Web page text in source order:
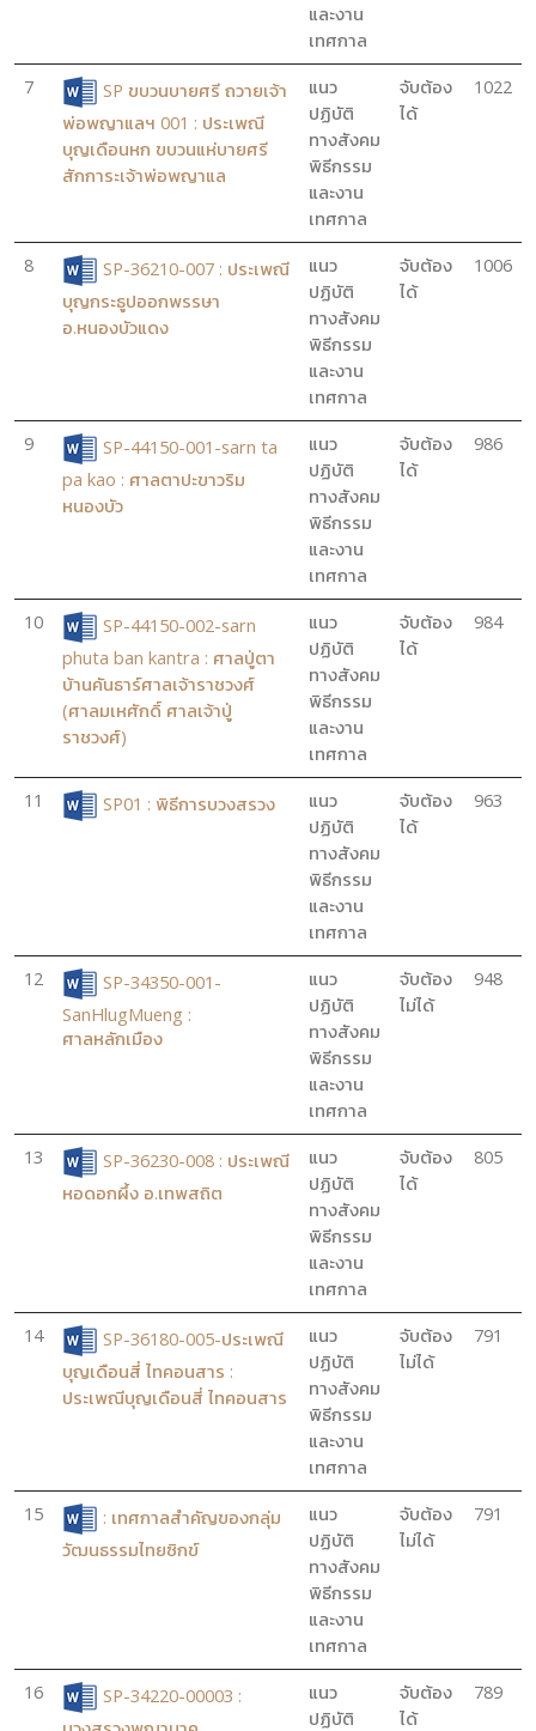
และงาน
เทศกาล
7
SP ขบวนบายศรี ถวายเจ้า
พ่อพญาแลฯ 001 : ประเพณี
บุญเดือนหก ขบวนแห่บายศรี
สักการะเจ้าพ่อพญาแล
แนว
ปฏิบัติ
ทางสังคม
พิธีกรรม
และงาน
เทศกาล
จับต้อง
ได้
1022
8
SP-36210-007 : ประเพณี
บุญกระธูปออกพรรษา
อ.หนองบัวแดง
แนว
ปฏิบัติ
ทางสังคม
พิธีกรรม
และงาน
เทศกาล
จับต้อง
ได้
1006
9
SP-44150-001-sarn ta
pa kao : ศาลตาปะขาวริม
หนองบัว
แนว
ปฏิบัติ
ทางสังคม
พิธีกรรม
และงาน
เทศกาล
จับต้อง
ได้
986
10
SP-44150-002-sarn
phuta ban kantra : ศาลปู่ตา
บ้านคันธาร์ศาลเจ้าราชวงศ์
(ศาลมเหศักดิ์ ศาลเจ้าปู่
ราชวงศ์)
แนว
ปฏิบัติ
ทางสังคม
พิธีกรรม
และงาน
เทศกาล
จับต้อง
ได้
984
11 SP01 : พิธีการบวงสรวง
แนว
ปฏิบัติ
ทางสังคม
พิธีกรรม
และงาน
เทศกาล
จับต้อง
ได้
963
12
SP-34350-001-
SanHlugMueng :
ศาลหลักเมือง
แนว
ปฏิบัติ
ทางสังคม
พิธีกรรม
และงาน
เทศกาล
จับต้อง
ไม่ได้
948
13
SP-36230-008 : ประเพณี
หอดอกผึ้ง อ.เทพสถิต
แนว
ปฏิบัติ
ทางสังคม
พิธีกรรม
และงาน
เทศกาล
จับต้อง
ได้
805
14
SP-36180-005-ประเพณี
บุญเดือนสี่ ไทคอนสาร :
ประเพณีบุญเดือนสี่ ไทคอนสาร
แนว
ปฏิบัติ
ทางสังคม
พิธีกรรม
และงาน
เทศกาล
จับต้อง
ไม่ได้
791
15
: เทศกาลสำคัญของกลุ่ม
วัฒนธรรมไทยซิกข์
แนว
ปฏิบัติ
ทางสังคม
พิธีกรรม
และงาน
เทศกาล
จับต้อง
ไม่ได้
791
16
SP-34220-00003 :
แนว
ปฏิบัติ
จับต้อง
ได้
789